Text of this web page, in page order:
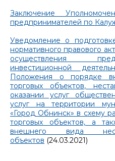
Заключение
предпринимателей по
Уведомление о
нормативного правового
осуществления
инвестиционной
Положения о порядке
торговых объектов,
оказании услуг
услуг на территории
«Город Обнинск» в схему
торговых объектов, а
внешнего вида
объектов (24.03.2021)